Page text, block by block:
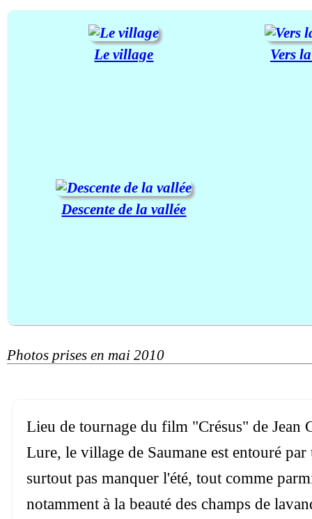
Le village Vers
Descente de la vallée
Photos prises en mai 2010
Lieu de tournage du film "Crésus" de Jean
Lure, le village de Saumane est entouré
surtout pas manquer l'été, tout comme
notamment à la beauté des champs de